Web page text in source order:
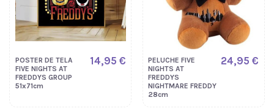
POSTER DE TELA
FIVE NIGHTS AT
FREDDYS GROUP
51x71cm
14,95 €
PELUCHE FIVE
NIGHTS AT
FREDDYS
NIGHTMARE FREDDY
28cm
24,95 €